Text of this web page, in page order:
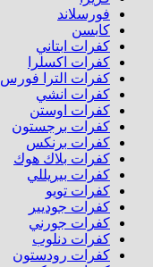
فورسلاند
كابسن
كفرات ابتاني
كفرات اكسلرا
كفرات الترا فورس
كفرات انشي
كفرات اوستن
كفرات برجستون
كفرات برنكس
كفرات بلاك هوك
كفرات بيريللي
كفرات تويو
كفرات جوديير
كفرات جورني
كفرات دنلوب
كفرات رودستون